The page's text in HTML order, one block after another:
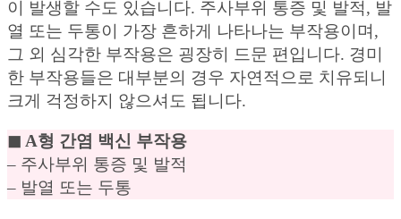
이 발생할 수도 있습니다. 주사부위 통증 및 발적, 발
열 또는 두통이 가장 흔하게 나타나는 부작용이며,
그 외 심각한 부작용은 굉장히 드문 편입니다. 경미
한 부작용들은 대부분의 경우 자연적으로 치유되니
크게 걱정하지 않으셔도 됩니다.
◼︎ A형 간염 백신 부작용
– 주사부위 통증 및 발적
– 발열 또는 두통